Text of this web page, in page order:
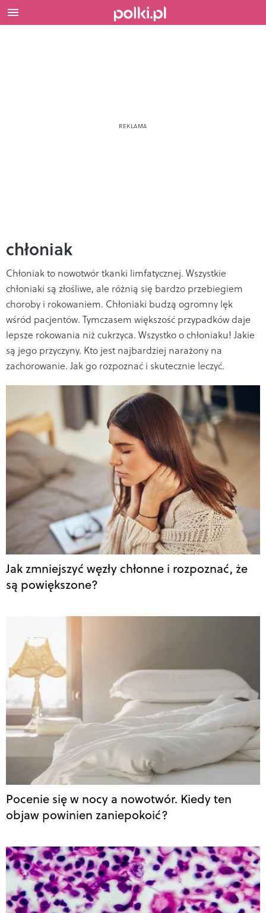
chłoniak
Chłoniak to nowotwór tkanki limfatycznej. Wszystkie
chłoniaki są złośliwe, ale różnią się bardzo przebiegiem
choroby i rokowaniem. Chłoniaki budzą ogromny lęk
wśród pacjentów. Tymczasem większość przypadków daje
lepsze rokowania niż cukrzyca. Wszystko o chłoniaku! Jakie
są jego przyczyny. Kto jest najbardziej narażony na
zachorowanie. Jak go rozpoznać i skutecznie leczyć.
Jak zmniejszyć węzły chłonne i rozpoznać, że
są powiększone?
Pocenie się w nocy a nowotwór. Kiedy ten
objaw powinien zaniepokoić?